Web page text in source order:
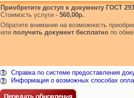
Приобретите доступ к документу ГОСТ
Стоимость услуги - 560,00р.
Обратите внимание на возможность
или получить документ бесплатно по
Справка по системе предоставления
Информация о возможных способах